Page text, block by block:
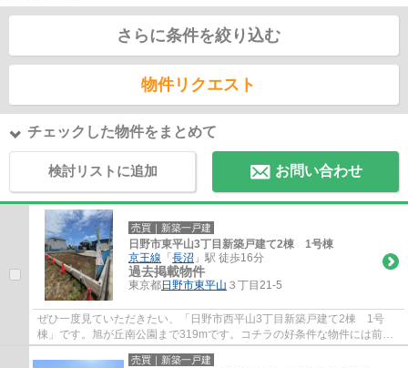
さらに条件を絞り込む
物件リクエスト
チェックした物件をまとめて
検討リストに追加 お問い合わせ
売買｜新築一戸建
日野市東平山3丁目新築戸建て2棟 1号棟
京王線 「 長沼 」駅 徒歩16分
過去掲載物件
東京都日野市東平山 ３丁目21-5
ぜひ一度見ていただきたい、「日野市西平山3丁目新築戸建て2棟 1号
棟」です。旭が丘南公園まで319mです。コチラの好条件な物件には前面
道路6m以上という仕様も付いてきます。綺麗で清...
売買｜新築一戸建